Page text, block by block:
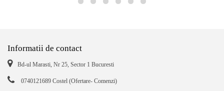
Informatii de contact
Bd-ul Marasti, Nr 25, Sector 1 Bucuresti
0740121689 Costel (Ofertare- Comenzi)